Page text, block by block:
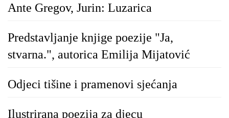
Ante Gregov, Jurin: Luzarica
Predstavljanje knjige poezije "Ja,
stvarna.", autorica Emilija Mijatović
Odjeci tišine i pramenovi sjećanja
Ilustrirana poezija za djecu